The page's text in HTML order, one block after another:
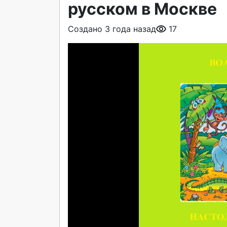
русском в Москве
Создано 3 года назад 17